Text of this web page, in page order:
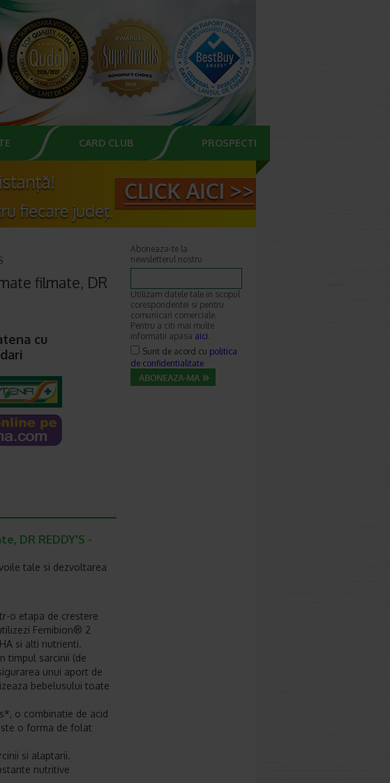
CARD CLUB PROSPECTE
filmate, DR
cu
DR REDDY'S -
tale si dezvoltarea
o etapa de crestere
Femibion® 2
si alti nutrienti.
timpul sarcinii (de
unui aport de
bebelusului toate
o combinatie de acid
o forma de folat
si alaptarii.
nutritive
Aboneaza-te la
newsletterul nostru
Utilizam datele tale in scopul
corespondentei si pentru
comunicari comerciale.
Pentru a citi mai multe
informatii apasa aici.
Sunt de acord cu politica
de confidentialitate